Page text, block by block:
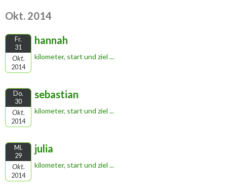
Okt. 2014
Fr.
31
Okt.
2014
hannah
kilometer, start und ziel ...
Do.
30
Okt.
2014
sebastian
kilometer, start und ziel ...
Mi.
29
Okt.
2014
julia
kilometer, start und ziel ...